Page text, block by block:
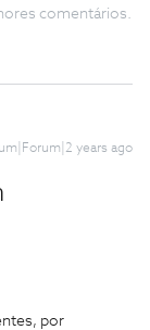
comentários.
years ago
por